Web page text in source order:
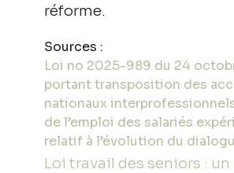
réforme.
Sources :
Loi no 2025-989 du 24
portant transposition des
nationaux
de l’emploi des salariés
relatif à l’évolution du
Loi travail des seniors : un